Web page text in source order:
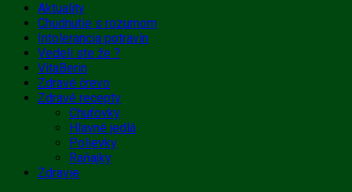
Aktuality
Chudnutie s rozumom
Intolerancia potravín
Vedeli ste že ?
VitaBerin
Zdravé črevo
Zdravé recepty
Chuťovky
Hlavné jedlá
Polievky
Raňajky
Zdravie